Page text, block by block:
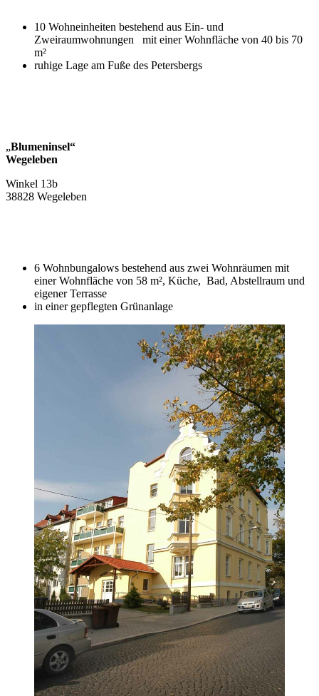
10 Wohneinheiten bestehend aus Ein- und
Zweiraumwohnungen mit einer Wohnfläche von 40 bis 70
m²
ruhige Lage am Fuße des Petersbergs
„Blumeninsel“
Wegeleben
Winkel 13b
38828 Wegeleben
6 Wohnbungalows bestehend aus zwei Wohnräumen mit
einer Wohnfläche von 58 m², Küche, Bad, Abstellraum und
eigener Terrasse
in einer gepflegten Grünanlage